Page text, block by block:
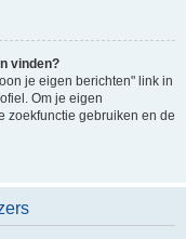
vinden?
je eigen berichten" link in
Om je eigen
zoekfunctie gebruiken en de